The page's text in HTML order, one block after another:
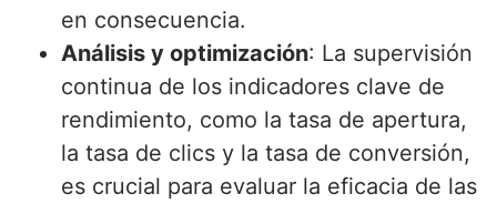
en consecuencia.
Análisis y optimización: La supervisión
continua de los indicadores clave de
rendimiento, como la tasa de apertura,
la tasa de clics y la tasa de conversión,
es crucial para evaluar la eficacia de las